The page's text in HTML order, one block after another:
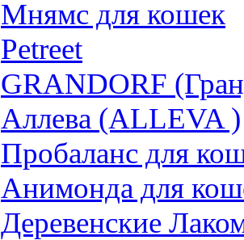
Мнямс для кошек
Petreet
GRANDORF
Аллева (ALLEVA )
Пробаланс для
Анимонда для
Деревенские